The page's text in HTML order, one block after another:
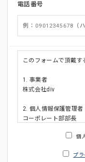
電話番号
このフォームで頂戴す
1. 事業者
株式会社div
2. 個人情報保護管理者
コーポレート部部長
・ご請求された資料
個
プ